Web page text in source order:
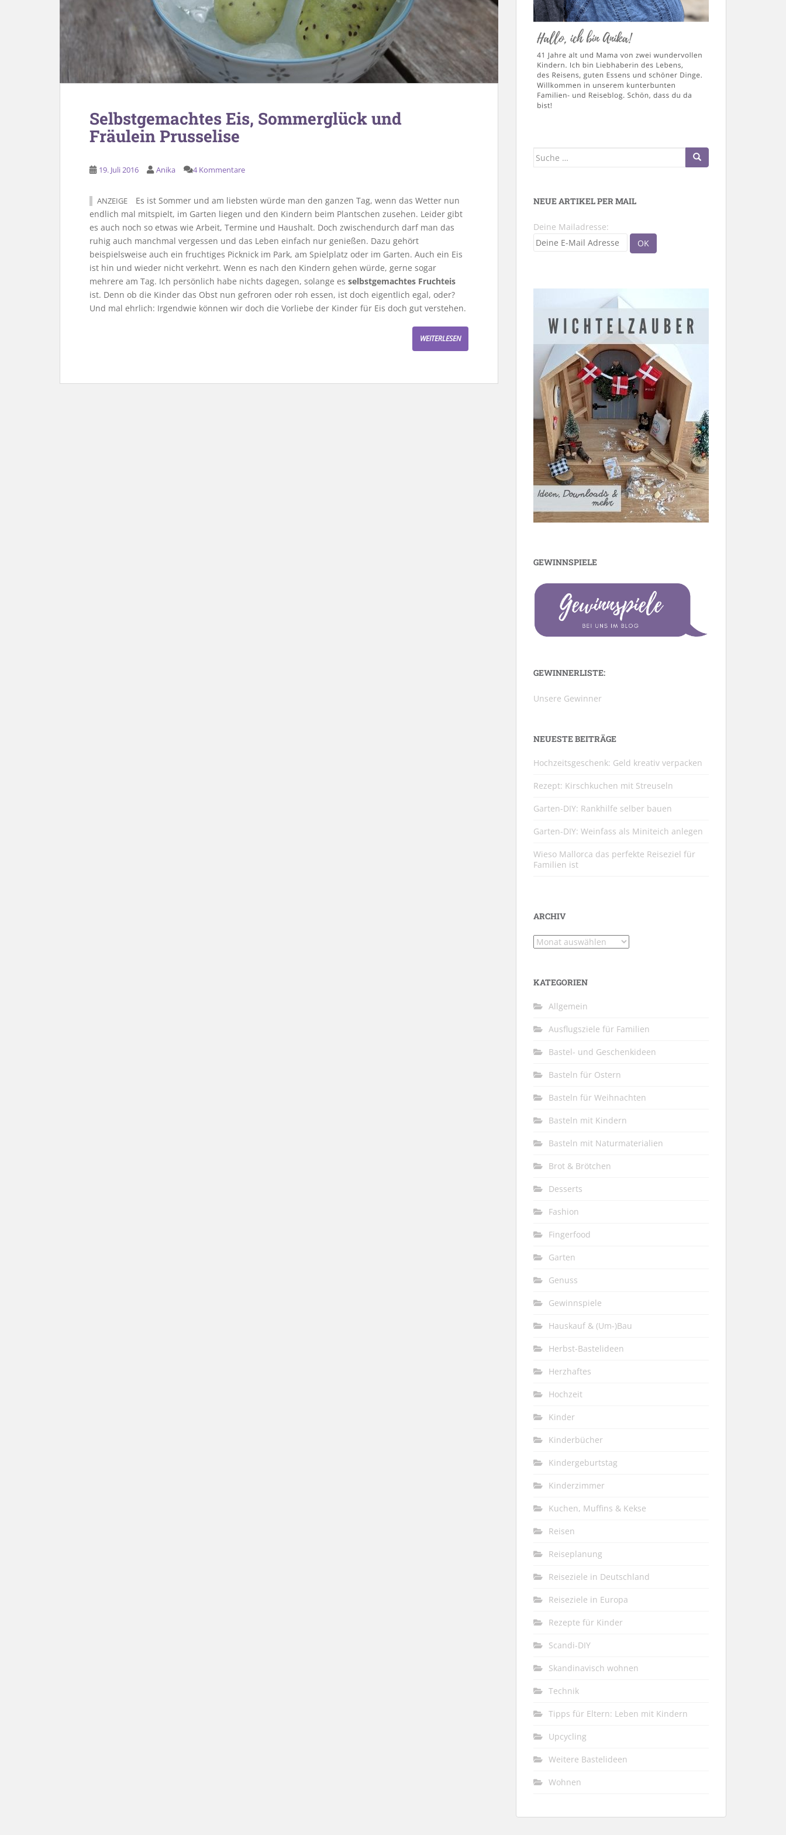
Selbstgemachtes Eis, Sommerglück und
Fräulein Prusselise
19. Juli 2016 Anika 4 Kommentare
ANZEIGE
Es ist Sommer und am liebsten würde man den ganzen Tag, wenn das Wetter nun
endlich mal mitspielt, im Garten liegen und den Kindern beim Plantschen zusehen. Leider gibt
es auch noch so etwas wie Arbeit, Termine und Haushalt. Doch zwischendurch darf man das
ruhig auch manchmal vergessen und das Leben einfach nur genießen. Dazu gehört
beispielsweise auch ein fruchtiges Picknick im Park, am Spielplatz oder im Garten. Auch ein Eis
ist hin und wieder nicht verkehrt. Wenn es nach den Kindern gehen würde, gerne sogar
mehrere am Tag. Ich persönlich habe nichts dagegen, solange es selbstgemachtes Fruchteis
ist. Denn ob die Kinder das Obst nun gefroren oder roh essen, ist doch eigentlich egal, oder?
Und mal ehrlich: Irgendwie können wir doch die Vorliebe der Kinder für Eis doch gut verstehen.
WEITERLESEN
Suche
NEUE ARTIKEL PER MAIL
Deine Mailadresse:
GEWINNSPIELE
GEWINNERLISTE:
Unsere Gewinner
NEUESTE BEITRÄGE
Hochzeitsgeschenk: Geld kreativ verpacken
Rezept: Kirschkuchen mit Streuseln
Garten-DIY: Rankhilfe selber bauen
Garten-DIY: Weinfass als Miniteich anlegen
Wieso Mallorca das perfekte Reiseziel für
Familien ist
ARCHIV
Archiv
KATEGORIEN
Allgemein
Ausflugsziele für Familien
Bastel- und Geschenkideen
Basteln für Ostern
Basteln für Weihnachten
Basteln mit Kindern
Basteln mit Naturmaterialien
Brot & Brötchen
Desserts
Fashion
Fingerfood
Garten
Genuss
Gewinnspiele
Hauskauf & (Um-)Bau
Herbst-Bastelideen
Herzhaftes
Hochzeit
Kinder
Kinderbücher
Kindergeburtstag
Kinderzimmer
Kuchen, Muffins & Kekse
Reisen
Reiseplanung
Reiseziele in Deutschland
Reiseziele in Europa
Rezepte für Kinder
Scandi-DIY
Skandinavisch wohnen
Technik
Tipps für Eltern: Leben mit Kindern
Upcycling
Weitere Bastelideen
Wohnen